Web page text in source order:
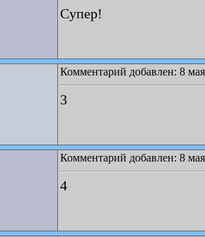
Супер!
Комментарий добавлен: 8
3
Комментарий добавлен: 8
4